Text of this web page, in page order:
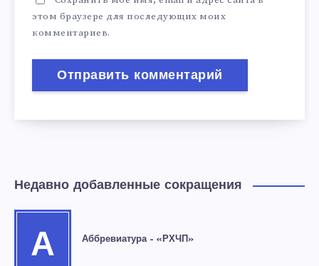
этом браузере для последующих моих
комментариев.
Недавно добавленные сокращения
А Аббревиатура – «РХЧП»